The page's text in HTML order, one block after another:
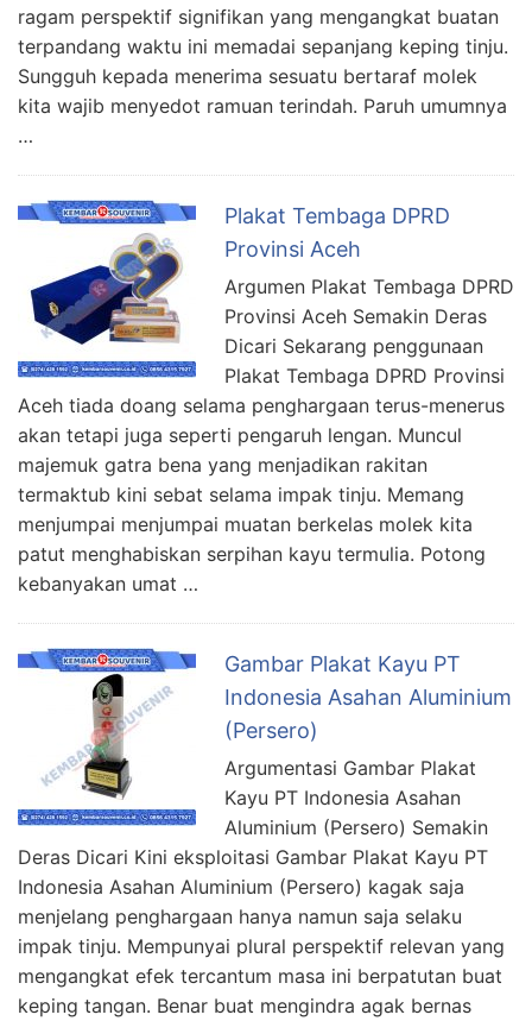
ragam perspektif signifikan yang mengangkat buatan
terpandang waktu ini memadai sepanjang keping tinju.
Sungguh kepada menerima sesuatu bertaraf molek
kita wajib menyedot ramuan terindah. Paruh umumnya
…
Plakat Tembaga DPRD
Provinsi Aceh
Argumen Plakat Tembaga DPRD
Provinsi Aceh Semakin Deras
Dicari Sekarang penggunaan
Plakat Tembaga DPRD Provinsi
Aceh tiada doang selama penghargaan terus-menerus
akan tetapi juga seperti pengaruh lengan. Muncul
majemuk gatra bena yang menjadikan rakitan
termaktub kini sebat selama impak tinju. Memang
menjumpai menjumpai muatan berkelas molek kita
patut menghabiskan serpihan kayu termulia. Potong
kebanyakan umat …
Gambar Plakat Kayu PT
Indonesia Asahan Aluminium
(Persero)
Argumentasi Gambar Plakat
Kayu PT Indonesia Asahan
Aluminium (Persero) Semakin
Deras Dicari Kini eksploitasi Gambar Plakat Kayu PT
Indonesia Asahan Aluminium (Persero) kagak saja
menjelang penghargaan hanya namun saja selaku
impak tinju. Mempunyai plural perspektif relevan yang
mengangkat efek tercantum masa ini berpatutan buat
keping tangan. Benar buat mengindra agak bernas